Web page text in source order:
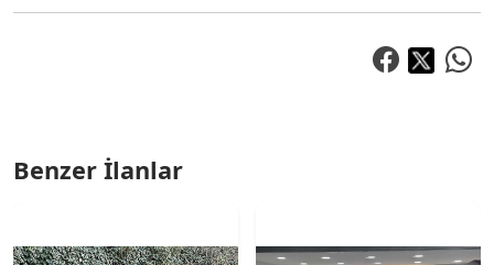
Benzer İlanlar